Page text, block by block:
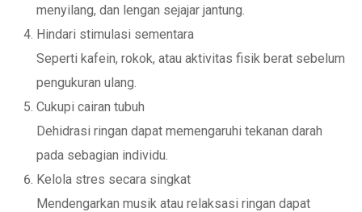
menyilang, dan lengan sejajar jantung.
Hindari stimulasi sementara
Seperti kafein, rokok, atau aktivitas fisik berat sebelum
pengukuran ulang.
Cukupi cairan tubuh
Dehidrasi ringan dapat memengaruhi tekanan darah
pada sebagian individu.
Kelola stres secara singkat
Mendengarkan musik atau relaksasi ringan dapat